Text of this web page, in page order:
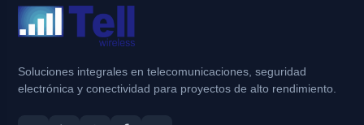
Soluciones integrales en telecomunicaciones, seguridad
electrónica y conectividad para proyectos de alto rendimiento.